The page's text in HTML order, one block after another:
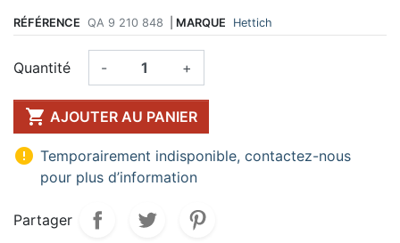
RÉFÉRENCE QA 9 210 848 MARQUE Hettich
Quantité - +
 AJOUTER AU PANIER
 Temporairement indisponible, contactez-nous
pour plus d’information
Partager